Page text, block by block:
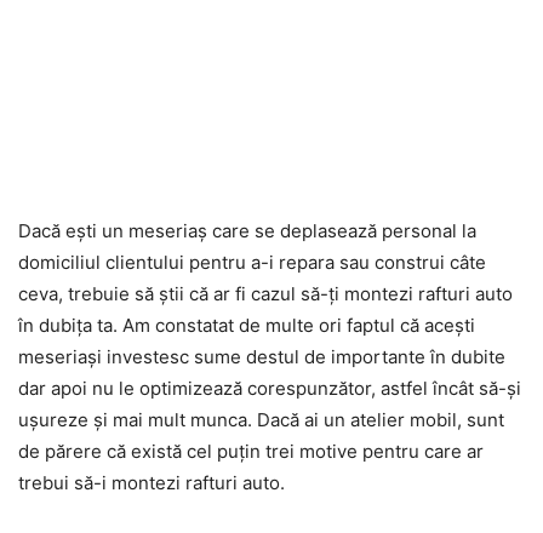
Dacă ești un meseriaș care se deplasează personal la
domiciliul clientului pentru a-i repara sau construi câte
ceva, trebuie să știi că ar fi cazul să-ți montezi rafturi auto
în dubița ta. Am constatat de multe ori faptul că acești
meseriași investesc sume destul de importante în dubite
dar apoi nu le optimizează corespunzător, astfel încât să-și
ușureze și mai mult munca. Dacă ai un atelier mobil, sunt
de părere că există cel puțin trei motive pentru care ar
trebui să-i montezi rafturi auto.